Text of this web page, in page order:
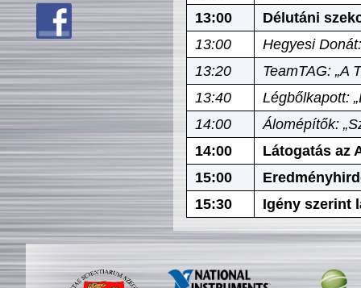
13:00
Délutáni
13:00
Hegyesi
13:20
TeamTAG: „A
13:40
Légbőlkapott:
14:00
Álomépítők:
14:00
Látogatás az
15:00
15:30
Igény szerint